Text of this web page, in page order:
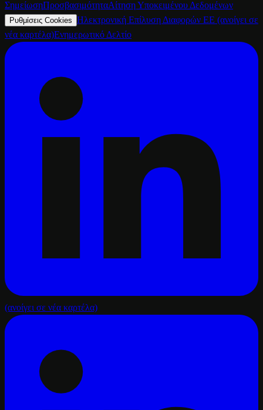
ΣημείωσηΠροσβασιμότηταΑίτηση Υποκειμένου Δεδομένων
Ρυθμίσεις Cookies Ηλεκτρονική Επίλυση Διαφορών ΕΕ (ανοίγει σε
νέα καρτέλα)Ενημερωτικό Δελτίο
(ανοίγει σε νέα καρτέλα)